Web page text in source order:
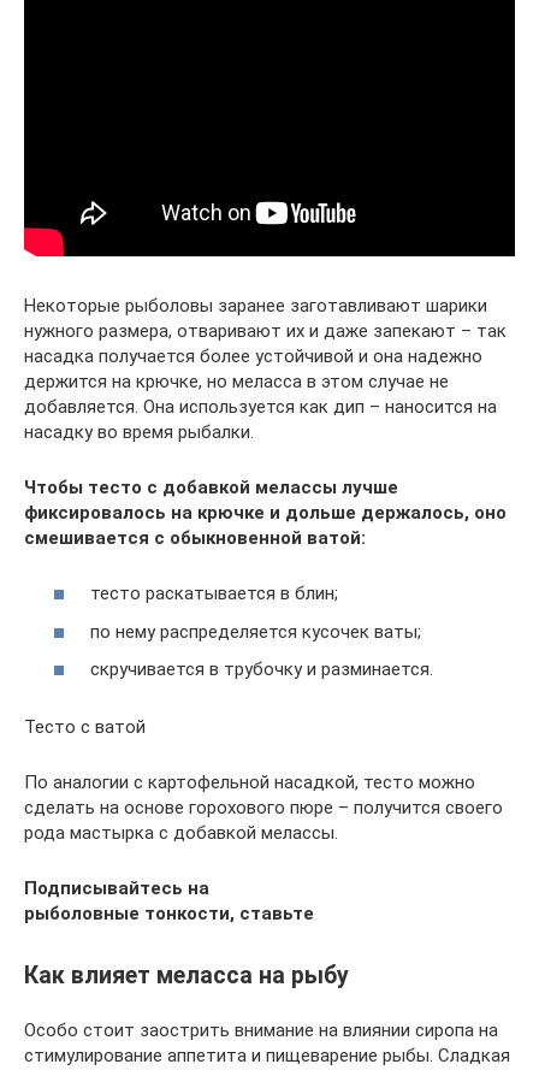
Некоторые рыболовы заранее заготавливают шарики
нужного размера, отваривают их и даже запекают – так
насадка получается более устойчивой и она надежно
держится на крючке, но меласса в этом случае не
добавляется. Она используется как дип – наносится на
насадку во время рыбалки.
Чтобы тесто с добавкой мелассы лучше
фиксировалось на крючке и дольше держалось, оно
смешивается с обыкновенной ватой:
тесто раскатывается в блин;
по нему распределяется кусочек ваты;
скручивается в трубочку и разминается.
Тесто с ватой
По аналогии с картофельной насадкой, тесто можно
сделать на основе горохового пюре – получится своего
рода мастырка с добавкой мелассы.
Подписывайтесь на
рыболовные тонкости, ставьте
Как влияет меласса на рыбу
Особо стоит заострить внимание на влиянии сиропа на
стимулирование аппетита и пищеварение рыбы. Сладкая